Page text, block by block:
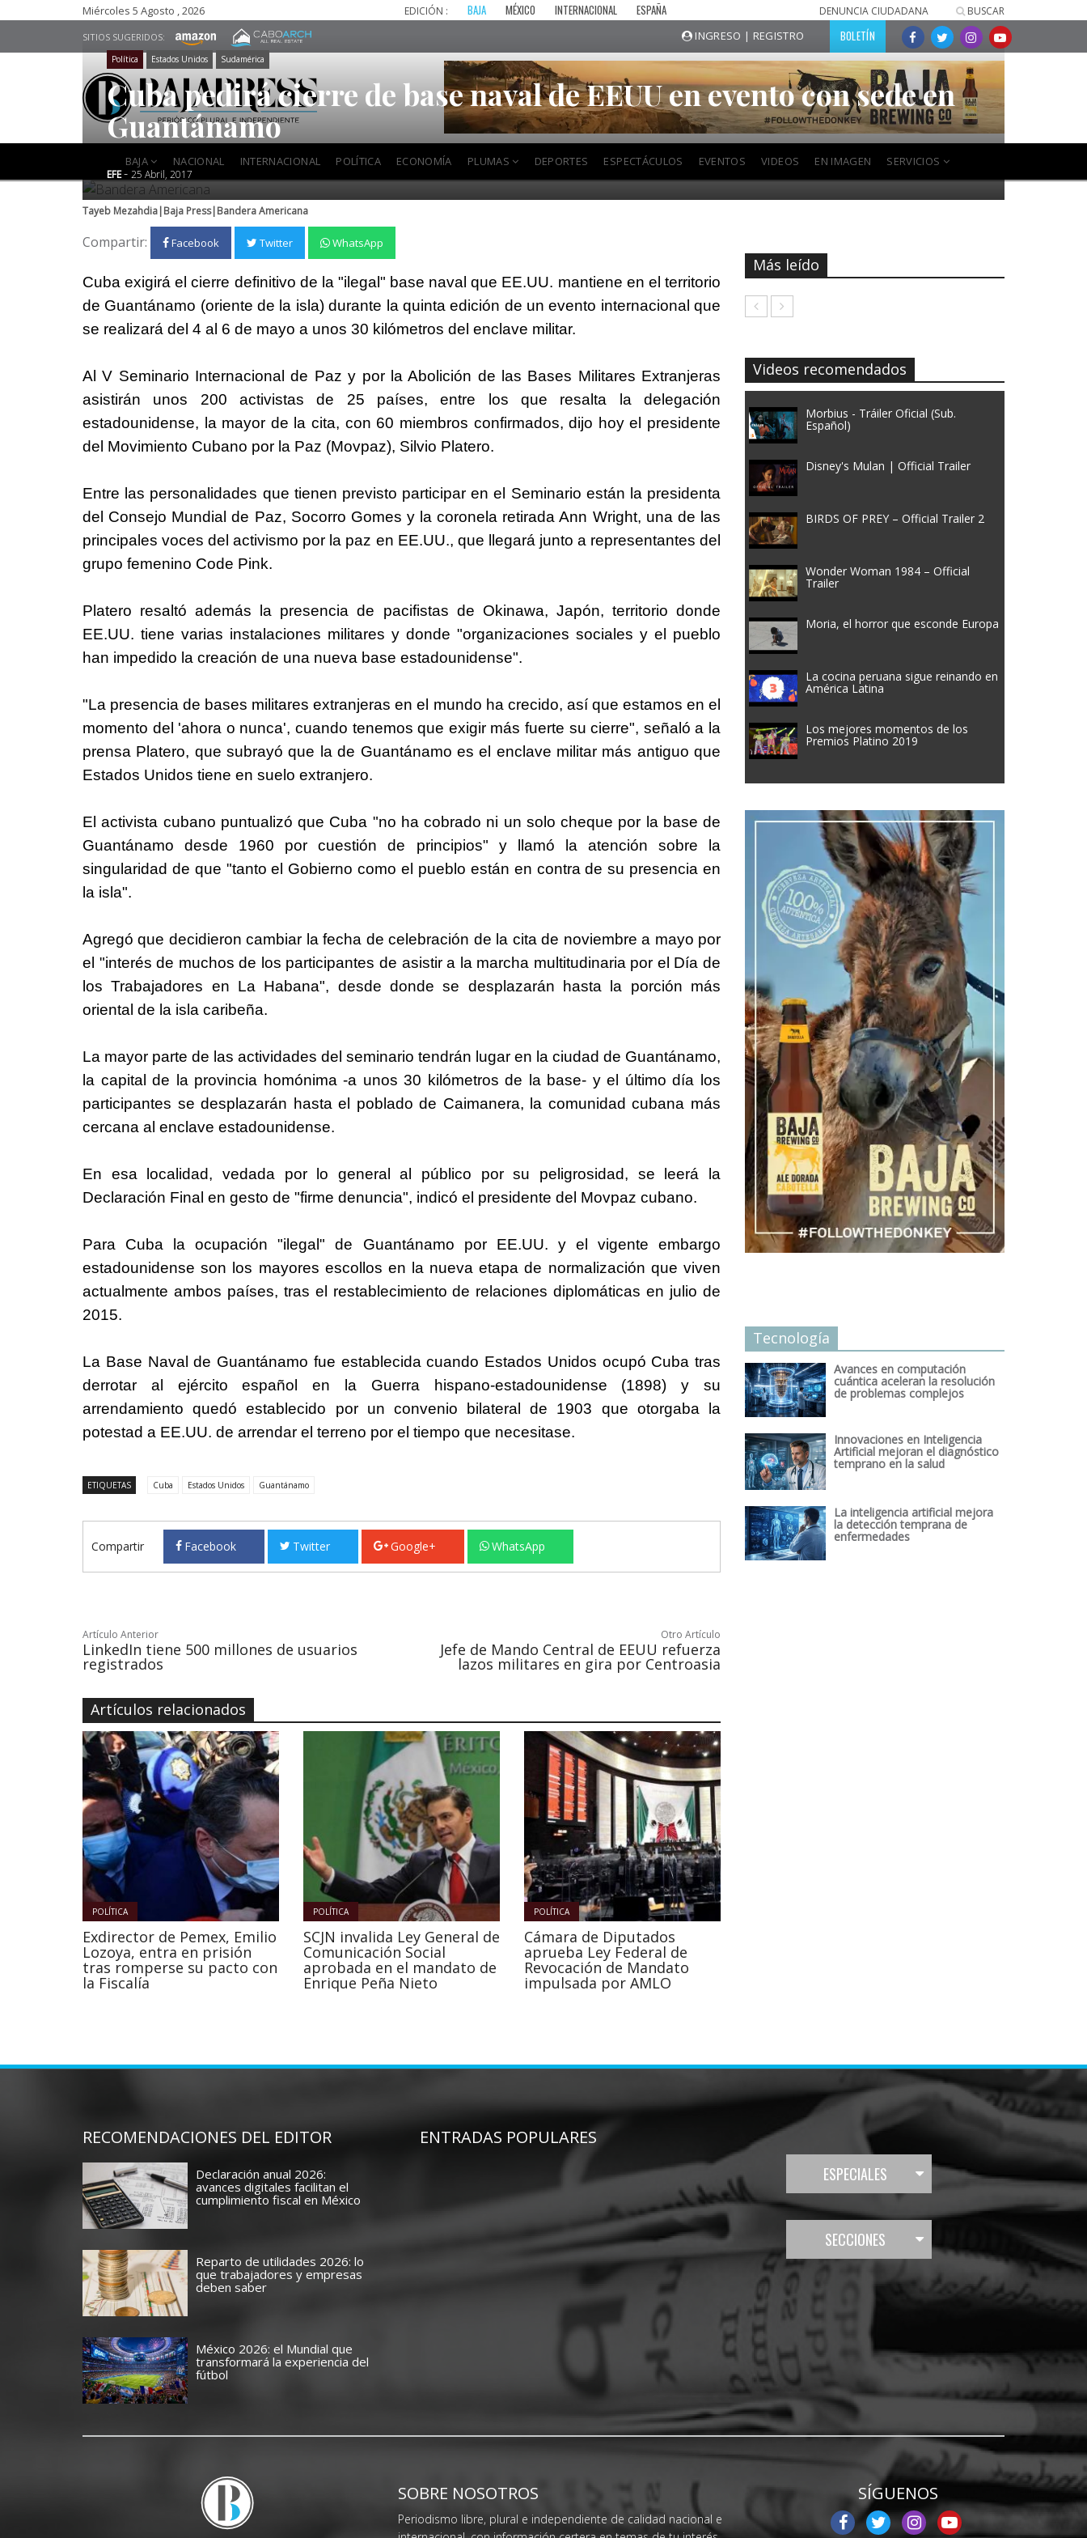
Miércoles 5 Agosto , 2026 EDICIÓN : BAJA MÉXICO INTERNACIONAL ESPAÑA DENUNCIA CIUDADANA BUSCAR
SITIOS SUGERIDOS: INGRESO | REGISTRO BOLETÍN
BAJA NACIONAL INTERNACIONAL POLÍTICA ECONOMÍA PLUMAS DEPORTES ESPECTÁCULOS EVENTOS VIDEOS EN IMAGEN SERVICIOS
Política Estados Unidos Sudamérica
Cuba pedirá cierre de base naval de EEUU en evento con sede en
Guantánamo
EFE- 25 Abril, 2017
Tayeb Mezahdia|Baja Press|Bandera Americana
Compartir: Facebook Twitter WhatsApp
Cuba exigirá el cierre definitivo de la "ilegal" base naval que EE.UU. mantiene en el territorio
de Guantánamo (oriente de la isla) durante la quinta edición de un evento internacional que
se realizará del 4 al 6 de mayo a unos 30 kilómetros del enclave militar.
Al V Seminario Internacional de Paz y por la Abolición de las Bases Militares Extranjeras
asistirán unos 200 activistas de 25 países, entre los que resalta la delegación
estadounidense, la mayor de la cita, con 60 miembros confirmados, dijo hoy el presidente
del Movimiento Cubano por la Paz (Movpaz), Silvio Platero.
Entre las personalidades que tienen previsto participar en el Seminario están la presidenta
del Consejo Mundial de Paz, Socorro Gomes y la coronela retirada Ann Wright, una de las
principales voces del activismo por la paz en EE.UU., que llegará junto a representantes del
grupo femenino Code Pink.
Platero resaltó además la presencia de pacifistas de Okinawa, Japón, territorio donde
EE.UU. tiene varias instalaciones militares y donde "organizaciones sociales y el pueblo
han impedido la creación de una nueva base estadounidense".
"La presencia de bases militares extranjeras en el mundo ha crecido, así que estamos en el
momento del 'ahora o nunca', cuando tenemos que exigir más fuerte su cierre", señaló a la
prensa Platero, que subrayó que la de Guantánamo es el enclave militar más antiguo que
Estados Unidos tiene en suelo extranjero.
El activista cubano puntualizó que Cuba "no ha cobrado ni un solo cheque por la base de
Guantánamo desde 1960 por cuestión de principios" y llamó la atención sobre la
singularidad de que "tanto el Gobierno como el pueblo están en contra de su presencia en
la isla".
Agregó que decidieron cambiar la fecha de celebración de la cita de noviembre a mayo por
el "interés de muchos de los participantes de asistir a la marcha multitudinaria por el Día de
los Trabajadores en La Habana", desde donde se desplazarán hasta la porción más
oriental de la isla caribeña.
La mayor parte de las actividades del seminario tendrán lugar en la ciudad de Guantánamo,
la capital de la provincia homónima -a unos 30 kilómetros de la base- y el último día los
participantes se desplazarán hasta el poblado de Caimanera, la comunidad cubana más
cercana al enclave estadounidense.
En esa localidad, vedada por lo general al público por su peligrosidad, se leerá la
Declaración Final en gesto de "firme denuncia", indicó el presidente del Movpaz cubano.
Para Cuba la ocupación "ilegal" de Guantánamo por EE.UU. y el vigente embargo
estadounidense son los mayores escollos en la nueva etapa de normalización que viven
actualmente ambos países, tras el restablecimiento de relaciones diplomáticas en julio de
2015.
La Base Naval de Guantánamo fue establecida cuando Estados Unidos ocupó Cuba tras
derrotar al ejército español en la Guerra hispano-estadounidense (1898) y su
arrendamiento quedó establecido por un convenio bilateral de 1903 que otorgaba la
potestad a EE.UU. de arrendar el terreno por el tiempo que necesitase.
ETIQUETAS Cuba Estados Unidos Guantánamo
Compartir Facebook Twitter Google+ WhatsApp
Artículo Anterior
LinkedIn tiene 500 millones de usuarios
registrados
Otro Artículo
Jefe de Mando Central de EEUU refuerza
lazos militares en gira por Centroasia
Artículos relacionados
POLÍTICA
Exdirector de Pemex, Emilio
Lozoya, entra en prisión
tras romperse su pacto con
la Fiscalía
POLÍTICA
SCJN invalida Ley General de
Comunicación Social
aprobada en el mandato de
Enrique Peña Nieto
POLÍTICA
Cámara de Diputados
aprueba Ley Federal de
Revocación de Mandato
impulsada por AMLO
Más leído
Videos recomendados
Morbius - Tráiler Oficial (Sub.
Español)
Disney's Mulan | Official Trailer
BIRDS OF PREY – Official Trailer 2
Wonder Woman 1984 – Official
Trailer
Moria, el horror que esconde Europa
La cocina peruana sigue reinando en
América Latina
Los mejores momentos de los
Premios Platino 2019
Tecnología
Avances en computación
cuántica aceleran la resolución
de problemas complejos
Innovaciones en Inteligencia
Artificial mejoran el diagnóstico
temprano en la salud
La inteligencia artificial mejora
la detección temprana de
enfermedades
RECOMENDACIONES DEL EDITOR
Declaración anual 2026:
avances digitales facilitan el
cumplimiento fiscal en México
Reparto de utilidades 2026: lo
que trabajadores y empresas
deben saber
México 2026: el Mundial que
transformará la experiencia del
fútbol
ENTRADAS POPULARES
ESPECIALES
SECCIONES
SOBRE NOSOTROS
Periodismo libre, plural e independiente de calidad nacional e
SÍGUENOS